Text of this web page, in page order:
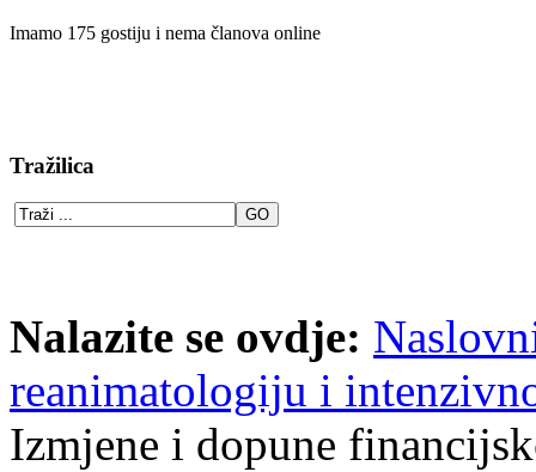
Imamo 175 gostiju i nema članova online
Tražilica
Nalazite se ovdje:
reanimatologiju i
Izmjene i dopune